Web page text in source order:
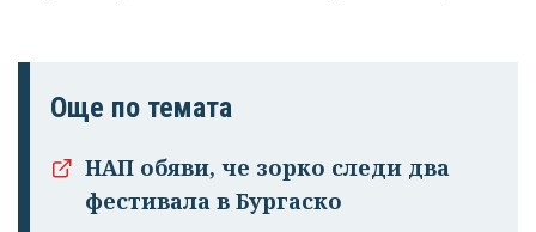
Още по темата
НАП обяви, че зорко следи два
фестивала в Бургаско